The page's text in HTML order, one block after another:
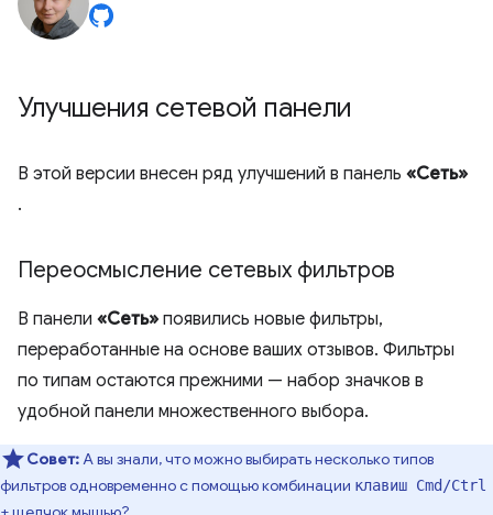
Улучшения сетевой панели
В этой версии внесен ряд улучшений в панель «Сеть»
.
Переосмысление сетевых фильтров
В панели «Сеть» появились новые фильтры,
переработанные на основе ваших отзывов. Фильтры
по типам остаются прежними — набор значков в
удобной панели множественного выбора.
Совет:А вы знали, что можно выбирать несколько типов
фильтров одновременно с помощью комбинации клавиш Cmd/Ctrl